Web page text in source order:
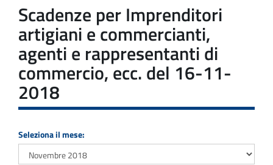
Scadenze per Imprenditori
artigiani e commercianti,
agenti e rappresentanti di
commercio, ecc. del 16-11-
2018
Seleziona il mese: